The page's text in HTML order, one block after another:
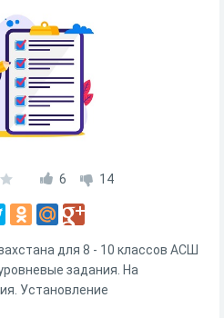
6 14
для 8 - 10 классов АСШ
задания. На
Установление